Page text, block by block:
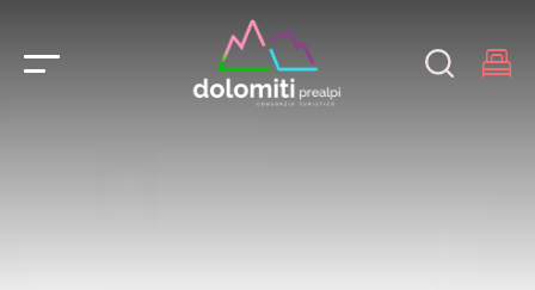
Main Navigation